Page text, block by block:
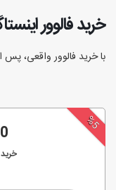
خرید فالوور
با خرید فالوور واقعی، پس
%5